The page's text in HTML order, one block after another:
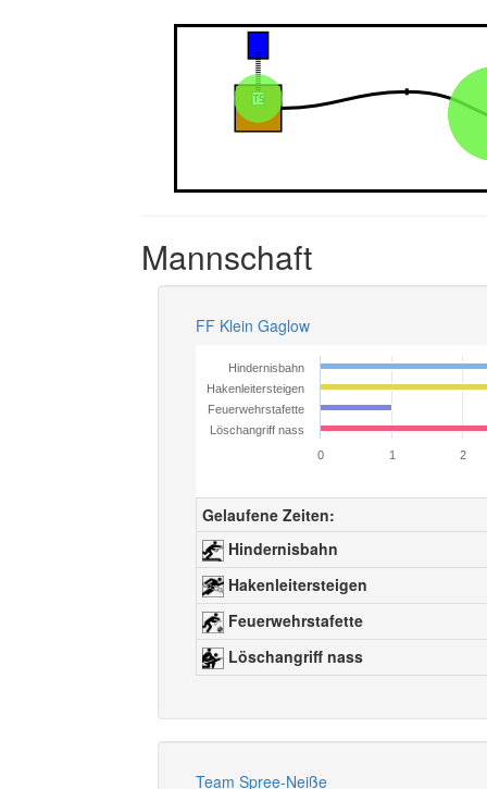
Mannschaft
FF Klein Gaglow
Hindernisbahn
Hakenleitersteigen
Feuerwehrstafette
Löschangriff nass
0
1 2
Gelaufene Zeiten:
Hindernisbahn
Hakenleitersteigen
Feuerwehrstafette
Löschangriff nass
Team Spree-Neiße